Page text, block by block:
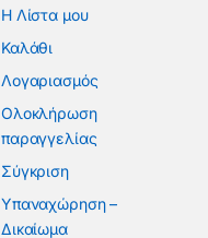
Η Λίστα μου
Καλάθι
Λογαριασμός
Ολοκλήρωση
παραγγελίας
Σύγκριση
Υπαναχώρηση –
Δικαίωμα